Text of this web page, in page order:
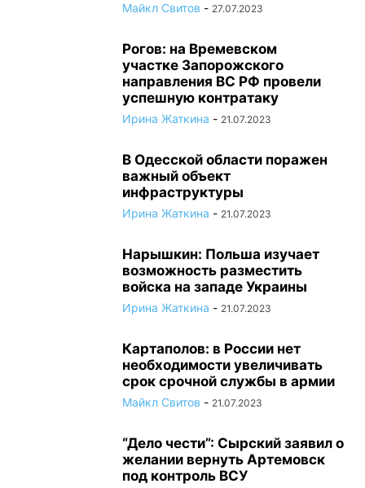
Майкл Свитов - 27.07.2023
Рогов: на Времевском
участке Запорожского
направления ВС РФ провели
успешную контратаку
Ирина Жаткина - 21.07.2023
В Одесской области поражен
важный объект
инфраструктуры
Ирина Жаткина - 21.07.2023
Нарышкин: Польша изучает
возможность разместить
войска на западе Украины
Ирина Жаткина - 21.07.2023
Картаполов: в России нет
необходимости увеличивать
срок срочной службы в армии
Майкл Свитов - 21.07.2023
“Дело чести”: Сырский заявил о
желании вернуть Артемовск
под контроль ВСУ